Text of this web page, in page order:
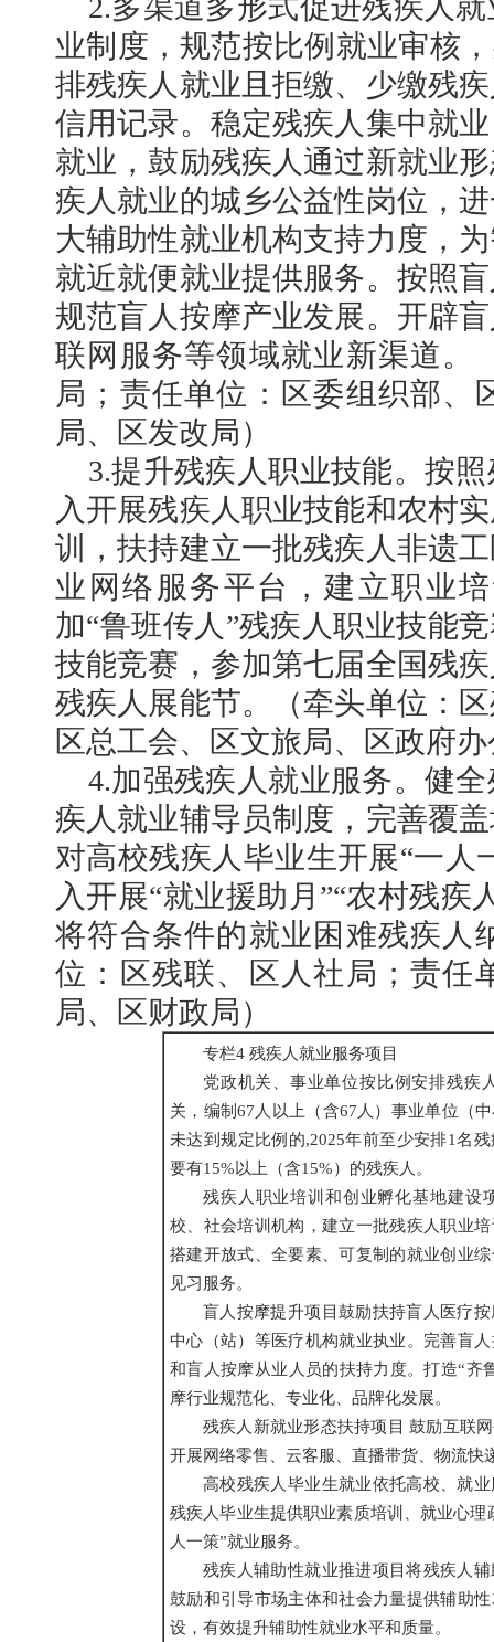
2.多渠道多形式促进残疾人
业制度，规范按比例就业审核
排残疾人就业且拒缴、少缴残
信用记录。稳定残疾人集中就
就业，鼓励残疾人通过新就业
疾人就业的城乡公益性岗位，
大辅助性就业机构支持力度，
就近就便就业提供服务。按照
规范盲人按摩产业发展。开辟
联网服务等领域就业新渠道。
局；责任单位：区委组织部、
局、区发改局）
3.提升残疾人职业技能。按
入开展残疾人职业技能和农村
训，扶持建立一批残疾人非遗
业网络服务平台，建立职业
加“鲁班传人”残疾人职业技能
技能竞赛，参加第七届全国残
残疾人展能节。（牵头单位：
区总工会、区文旅局、区政府
4.加强残疾人就业服务。健
疾人就业辅导员制度，完善覆
对高校残疾人毕业生开展“一人
入开展“就业援助月”“农村残
将符合条件的就业困难残疾人
位：区残联、区人社局；责任
局、区财政局）
专栏4 残疾人就业服务项目
党政机关、事业单位按比例安排残疾
关，编制67人以上（含67人）事业单位（
未达到规定比例的,2025年前至少安排1名
要有15%以上（含15%）的残疾人。
残疾人职业培训和创业孵化基地建设
校、社会培训机构，建立一批残疾人职业
搭建开放式、全要素、可复制的就业创业
见习服务。
盲人按摩提升项目鼓励扶持盲人医疗
中心（站）等医疗机构就业执业。完善盲
和盲人按摩从业人员的扶持力度。打造“齐
摩行业规范化、专业化、品牌化发展。
残疾人新就业形态扶持项目 鼓励互联
开展网络零售、云客服、直播带货、物流快
高校残疾人毕业生就业依托高校、就
残疾人毕业生提供职业素质培训、就业心
人一策”就业服务。
残疾人辅助性就业推进项目将残疾人
鼓励和引导市场主体和社会力量提供辅助
设，有效提升辅助性就业水平和质量。